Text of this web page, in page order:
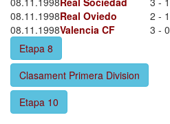
08.11.1998Real Oviedo 2 - 1
08.11.1998Valencia CF 3 - 0
Etapa 8
Clasament Primera Division
Etapa 10